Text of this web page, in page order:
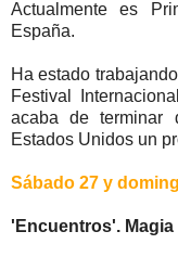
Actualmente es
España.
Ha estado
Festival
acaba de terminar
Estados Unidos un
Sábado 27 y
'Encuentros'. Magia